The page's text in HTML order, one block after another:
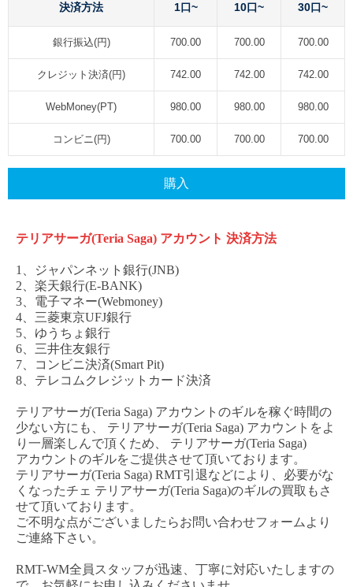
決済方法 1口~ 10口~ 30口~
銀行振込(円) 700.00 700.00 700.00
クレジット決済(円) 742.00 742.00 742.00
WebMoney(PT) 980.00 980.00 980.00
コンビニ(円) 700.00 700.00 700.00
購入
テリアサーガ(Teria Saga) アカウント 決済方法
1、ジャパンネット銀行(JNB)
2、楽天銀行(E-BANK)
3、電子マネー(Webmoney)
4、三菱東京UFJ銀行
5、ゆうちょ銀行
6、三井住友銀行
7、コンビニ決済(Smart Pit)
8、テレコムクレジットカード決済
テリアサーガ(Teria Saga) アカウント のギルを稼ぐ時間の
少ない方にも、
テリアサーガ(Teria Saga) アカウント をよ
り一層楽しんで頂くため、
テリアサーガ(Teria Saga)
アカウント のギルをご提供させて頂いております。
テリアサーガ(Teria Saga) RMT引退などにより、必要がな
くなったチェ テリアサーガ(Teria Saga)のギルの買取もさ
せて頂いております。
ご不明な点がございましたらお問い合わせフォームより
ご連絡下さい。
RMT-WM全員スタッフが迅速、丁寧に対応いたしますの